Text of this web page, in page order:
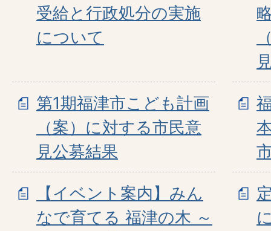
受給と行政処分の実施
について
第1期福津市こども計画
（案）に対する市民意
見公募結果
【イベント案内】みん
なで育てる 福津の木 ～